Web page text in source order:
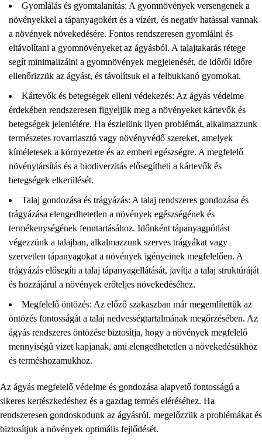
Gyomlálás és gyomtalanítás: A gyomnövények versengenek a
növényekkel a tápanyagokért és a vízért, és negatív hatással vannak
a növények növekedésére. Fontos rendszeresen gyomlálni és
eltávolítani a gyomnövényeket az ágyásból. A talajtakarás rétege
segít minimalizálni a gyomnövények megjelenését, de időről időre
ellenőrizzük az ágyást, és távolítsuk el a felbukkanó gyomokat.
Kártevők és betegségek elleni védekezés: Az ágyás védelme
érdekében rendszeresen figyeljük meg a növényeket kártevők és
betegségek jelenlétére. Ha észlelünk ilyen problémát, alkalmazzunk
természetes rovarriasztó vagy növényvédő szereket, amelyek
kíméletesek a környezetre és az emberi egészségre. A megfelelő
növénytársítás és a biodiverzitás elősegítheti a kártevők és
betegségek elkerülését.
Talaj gondozása és trágyázás: A talaj rendszeres gondozása és
trágyázása elengedhetetlen a növények egészségének és
termékenységének fenntartásához. Időnként tápanyagpótlást
végezzünk a talajban, alkalmazzunk szerves trágyákat vagy
szervetlen tápanyagokat a növények igényeinek megfelelően. A
trágyázás elősegíti a talaj tápanyagellátását, javítja a talaj struktúráját
és hozzájárul a növények erőteljes növekedéséhez.
Megfelelő öntözés: Az előző szakaszban már megemlítettük az
öntözés fontosságát a talaj nedvességtartalmának megőrzésében. Az
ágyás rendszeres öntözése biztosítja, hogy a növények megfelelő
mennyiségű vizet kapjanak, ami elengedhetetlen a növekedésükhöz
és terméshozamukhoz.
Az ágyás megfelelő védelme és gondozása alapvető fontosságú a
sikeres kertészkedéshez és a gazdag termés eléréséhez. Ha
rendszeresen gondoskodunk az ágyásról, megelőzzük a problémákat és
biztosítjuk a növények optimális fejlődését.